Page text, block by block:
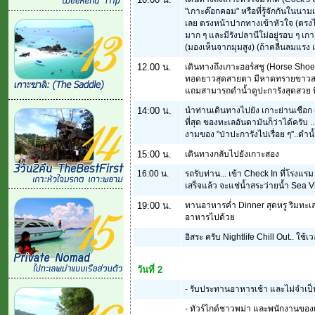
"เกาะค๊อกคอม" หรือที่รู้จักกันในนาม
เลย ตรงหน้าปากทางเข้าหัวใจ (ตร
มาก ๆ และมีรังปลานีโม่อยู่รอบ ๆ เก
(มองเห็นจากมุมสูง) (ถ้าคลื่นลมแรง
12.00 น.
เดินทางถึงเกาะฮอร์สชู (Horse
ทอดยาวสุดสายตา มีหาดทรายขาว
แถมสามารถดำน้ำดูปะการังสุดสวย
14:00 น.
นำท่านเดินทางไปยัง เกาะย่านเชือ
ที่สุด ของทะเลอันดามันก็ว่าได้ครับ
งามของ "ป่าปะการังไปเรื่อย ๆ"..ดำ
15:00 น.
เดินทางกลับไปยังเกาะสอง
16:00 น.
รถรับท่าน... เข้า Check In ที่โรงแร
เสร็จแล้ว จะแช่น้ำสระว่ายน้ำ Sea
19:00 น.
ทานอาหารค่ำ Dinner สุดหรู ริมทะ
อาหารไปด้วย
อิสระ ครับ Nightlife Chill Out.. ใช้
วันที่ 2
- รับประทานอาหารเช้า และไม่จำเป็
- ทัวร์ไกด์ชาวพม่า และพนักงานขอ